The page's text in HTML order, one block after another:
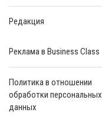
Редакция
Реклама в Business Class
Политика в отношении
обработки персональных
данных